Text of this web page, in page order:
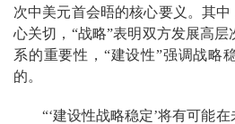
次中美元首会晤的核心要义。其
心关切，“战略”表明双方发展高
系的重要性，“建设性”强调战略
的。
“‘建设性战略稳定’将有可能